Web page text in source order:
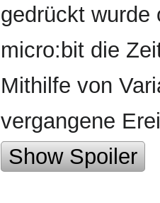
gedrückt wurde
micro:bit die
Mithilfe von
vergangene
Show Spoiler